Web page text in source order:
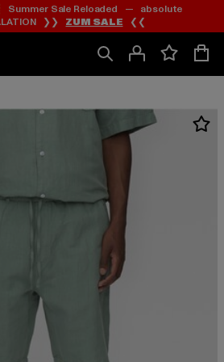
Zum
Inhalt
springen
Zum
Fußzeile
springen
Sale Reloaded — absolute
❯❯ ZUM SALE ❮❮